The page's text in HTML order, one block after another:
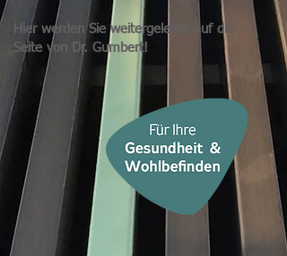
Hier werden Sie weitergeleitet auf die
Seite von Dr. Gumbert!